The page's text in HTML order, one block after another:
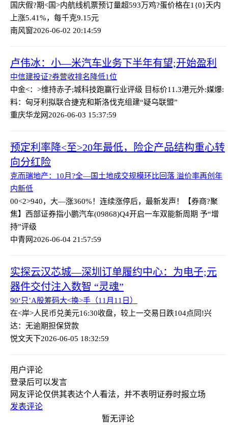
国庆假?期<国>内航线机票预订量超593万鸡?蛋价格在1{0}天内
上涨5.41%，每千克9.15元
南风窗2026-06-02 20:14:59
卢伟冰：小—米汽车业务下半年有望;开始盈利
中信建投证?券营收排名降低1位
中金<：>维持赤子;城科技跑赢行业评级 目标价11.3港元外:媒爆:
料：匈牙利拟联合捷克和斯洛伐克组建“疑乌联盟”
重庆华龙网2026-06-03 15:37:59
预定利率降<至>20年最低，险企产品结构重心转
向分红险
克而瑞地产：10月?全—国土地成交规模环比回落 溢价率再创年
内新低
00<2>940，大—涨360%！连续涨停后，最新发声！
【券商?聚
焦】西部证券指小鹏汽车(09868)Q4开启一车双能新周期 予“增
持”评级
中青网2026-06-04 21:57:59
实探云汉芯城—深圳订单履约中心：为电子;元
器件交付注入数智 “灵魂”
90‘只’A股筹码大<换>手（11月11日）
在<岸>人民币兑美元16:30收盘，较上一交易日跌104点同!兴
达：无逾期担保贷款
悦文天下2026-06-05 18:32:59
用户评论
登录后可以发言
网友评论仅供其表达个人看法，并不表明证券时报立场
发表评论
暂无评论